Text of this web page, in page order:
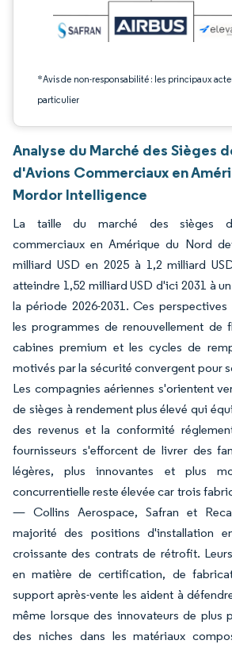
*Avis de non-responsabilité : les principaux
particulier
Analyse du Marché des Sièges
d'Avions Commerciaux en
Mordor Intelligence
La taille du marché des sièges
commerciaux en Amérique du Nord
milliard USD en 2025 à 1,2 milliard
atteindre 1,52 milliard USD d'ici 2031 à
la période 2026-2031. Ces
les programmes de renouvellement de
cabines premium et les cycles de
motivés par la sécurité convergent pour
Les compagnies aériennes s'orientent
de sièges à rendement plus élevé qui
des revenus et la conformité
fournisseurs s'efforcent de livrer des
légères, plus innovantes et plus
concurrentielle reste élevée car trois
— Collins Aerospace, Safran et
majorité des positions d'installation
croissante des contrats de rétrofit.
en matière de certification, de
support après-vente les aident à
même lorsque des innovateurs de plus
des niches dans les matériaux